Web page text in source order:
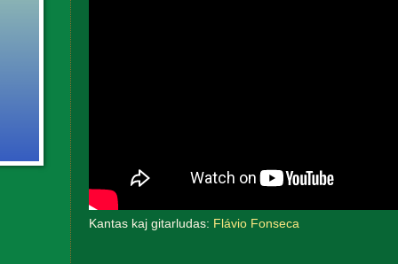
Kantas kaj gitarludas: Flávio Fonseca